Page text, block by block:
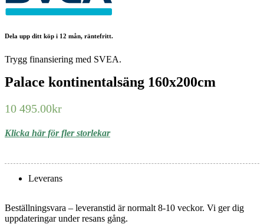
Dela upp ditt köp i 12 mån, räntefritt.
Trygg finansiering med SVEA.
Palace kontinentalsäng 160x200cm
10 495.00kr
Klicka här för fler storlekar
Leverans
Beställningsvara – leveranstid är normalt 8-10 veckor. Vi ger dig
uppdateringar under resans gång.